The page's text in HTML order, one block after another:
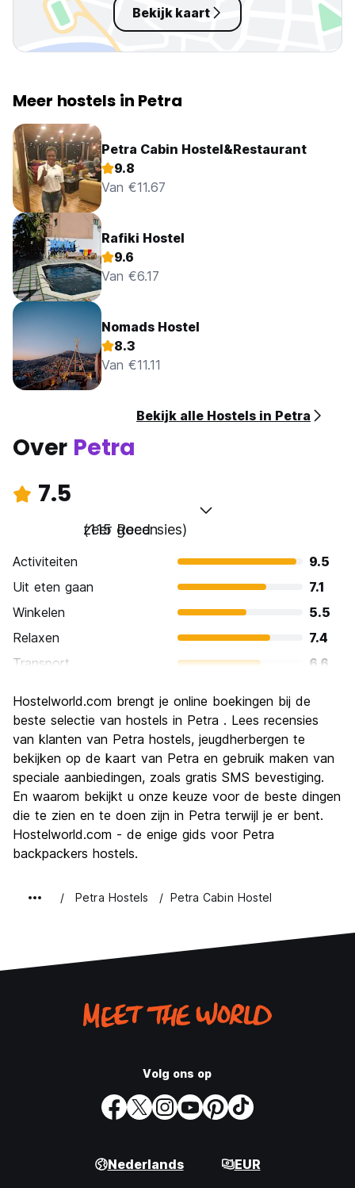
Bekijk kaart
Meer hostels in Petra
Petra Cabin Hostel&Restaurant
9.8
Van €11.67
Rafiki Hostel
9.6
Van €6.17
Nomads Hostel
8.3
Van €11.11
Bekijk alle Hostels in Petra
Over Petra
7.5
zeer goed
(115 Recensies)
Activiteiten
9.5
Uit eten gaan
7.1
Winkelen
5.5
Relaxen
7.4
Transport
6.6
Cultuur
9.2
Uitgaan
Waarde voor uw geld
7.7
Hostelworld.com brengt je online boekingen bij de
beste selectie van hostels in Petra . Lees recensies
van klanten van Petra hostels, jeugdherbergen te
bekijken op de kaart van Petra en gebruik maken van
speciale aanbiedingen, zoals gratis SMS bevestiging.
En waarom bekijkt u onze keuze voor de beste dingen
die te zien en te doen zijn in Petra terwijl je er bent.
Hostelworld.com - de enige gids voor Petra
backpackers hostels.
Petra Hostels Petra Cabin Hostel
Volg ons op
Nederlands EUR